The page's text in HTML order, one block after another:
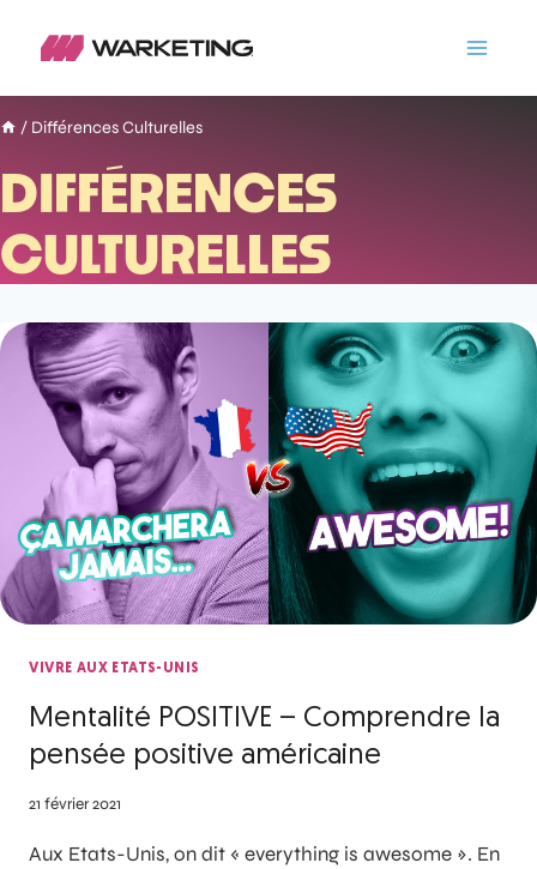
/ Différences Culturelles
DIFFÉRENCES
CULTURELLES
VIVRE AUX ETATS-UNIS
Mentalité POSITIVE – Comprendre la
pensée positive américaine
21 février 2021
Aux Etats-Unis, on dit « everything is awesome ». En